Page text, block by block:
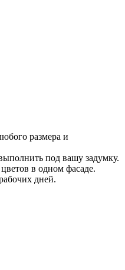
размера и
под вашу задумку.
в одном фасаде.
дней.